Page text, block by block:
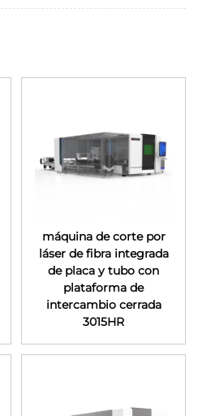
máquina de corte por
láser de fibra integrada
de placa y tubo con
plataforma de
intercambio cerrada
3015HR